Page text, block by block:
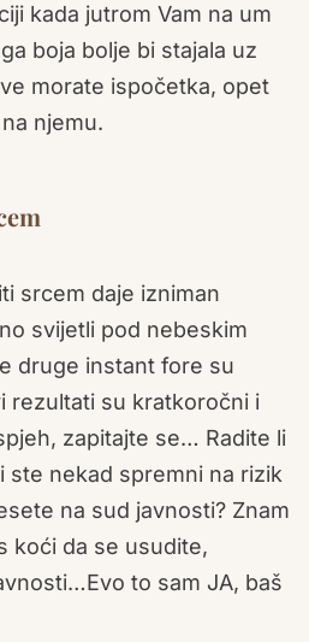
kada jutrom Vam na um
boja bolje bi stajala uz
morate ispočetka, opet
njemu.
srcem daje izniman
svijetli pod nebeskim
druge instant fore su
rezultati su kratkoročni i
zapitajte se… Radite li
ste nekad spremni na rizik
na sud javnosti? Znam
koći da se usudite,
to sam JA, baš